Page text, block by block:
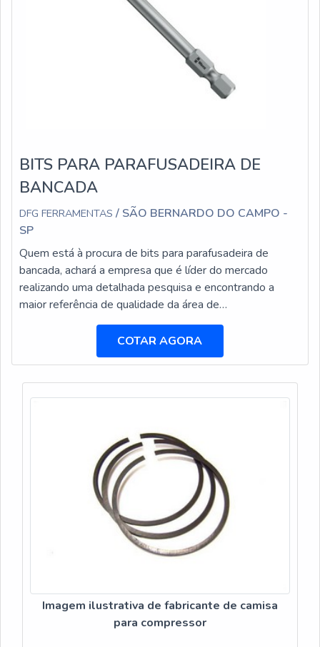
BITS PARA PARAFUSADEIRA DE
BANCADA
DFG FERRAMENTAS / SÃO BERNARDO DO CAMPO -
SP
Quem está à procura de bits para parafusadeira de
bancada, achará a empresa que é líder do mercado
realizando uma detalhada pesquisa e encontrando a
maior referência de qualidade da área de
atuação.INFORMAÇÕES SOBRE BITS PARA
PARAFUSADEIRA DE BANCADAQuem busca por bits
para parafusadeira de bancada em uma empresa
COTAR AGORA
Imagem ilustrativa de fabricante de camisa
para compressor